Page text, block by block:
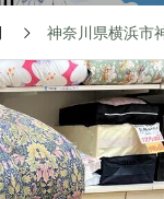
神奈川県横浜市